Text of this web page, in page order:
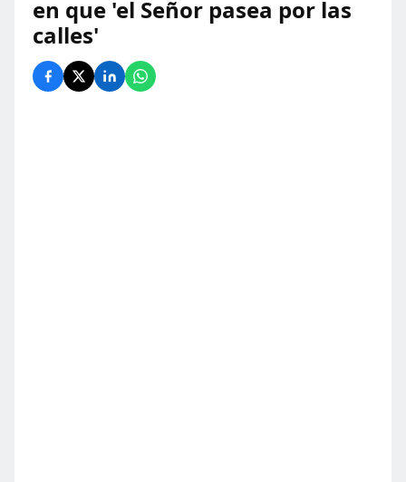
en que 'el Señor pasea por las
calles'